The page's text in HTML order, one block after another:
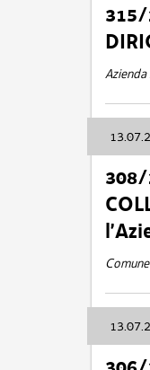
Azienda
308/